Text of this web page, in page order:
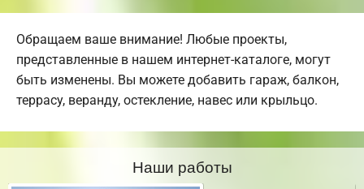
Обращаем ваше внимание! Любые проекты,
представленные в нашем интернет-каталоге, могут
быть изменены. Вы можете добавить гараж, балкон,
террасу, веранду, остекление, навес или крыльцо.
Наши работы